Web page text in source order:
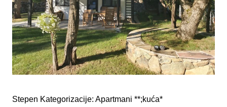
Stepen Kategorizacije: Apartmani **;kuća*